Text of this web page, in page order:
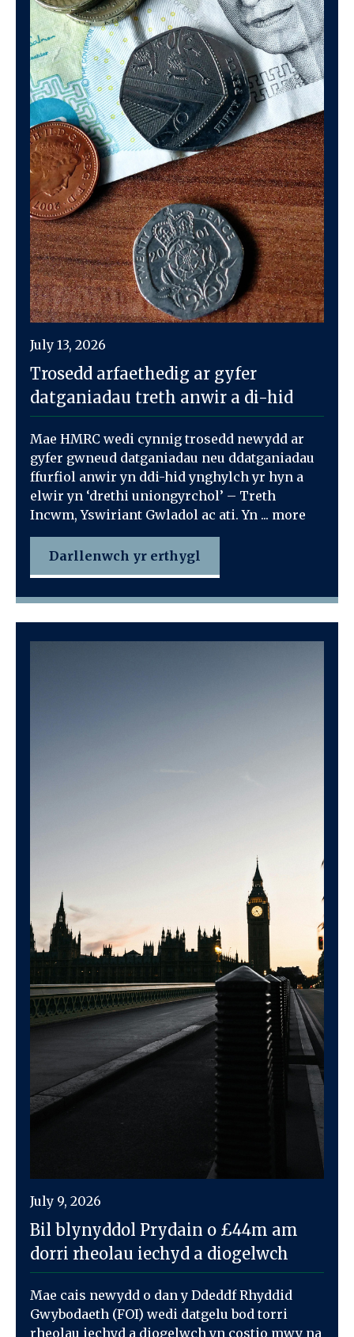
July 13, 2026
Trosedd arfaethedig ar gyfer
datganiadau treth anwir a di-hid
Mae HMRC wedi cynnig trosedd newydd ar
gyfer gwneud datganiadau neu ddatganiadau
ffurfiol anwir yn ddi-hid ynghylch yr hyn a
elwir yn ‘drethi uniongyrchol’ – Treth
Incwm, Yswiriant Gwladol ac ati. Yn ... more
Darllenwch yr erthygl
July 9, 2026
Bil blynyddol Prydain o £44m am
dorri rheolau iechyd a diogelwch
Mae cais newydd o dan y Ddeddf Rhyddid
Gwybodaeth (FOI) wedi datgelu bod torri
rheolau iechyd a diogelwch yn costio mwy na